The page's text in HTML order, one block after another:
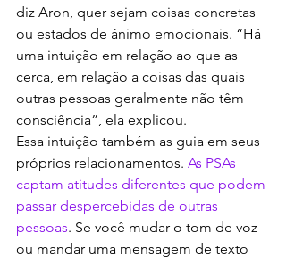
diz Aron, quer sejam coisas concretas
ou estados de ânimo emocionais. “Há
uma intuição em relação ao que as
cerca, em relação a coisas das quais
outras pessoas geralmente não têm
consciência”, ela explicou.
Essa intuição também as guia em seus
próprios relacionamentos. As PSAs
captam atitudes diferentes que podem
passar despercebidas de outras
pessoas. Se você mudar o tom de voz
ou mandar uma mensagem de texto